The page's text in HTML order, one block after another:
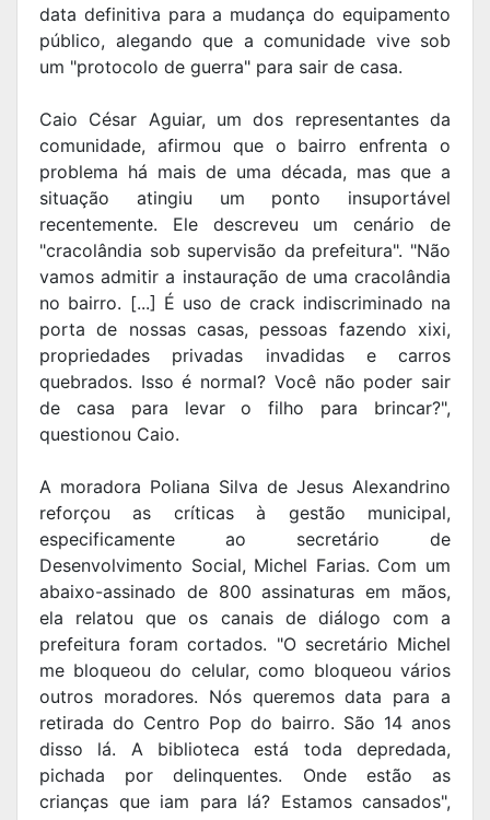
data definitiva para a mudança do equipamento
público, alegando que a comunidade vive sob
um "protocolo de guerra" para sair de casa.
Caio César Aguiar, um dos representantes da
comunidade, afirmou que o bairro enfrenta o
problema há mais de uma década, mas que a
situação atingiu um ponto insuportável
recentemente. Ele descreveu um cenário de
"cracolândia sob supervisão da prefeitura". "Não
vamos admitir a instauração de uma cracolândia
no bairro. [...] É uso de crack indiscriminado na
porta de nossas casas, pessoas fazendo xixi,
propriedades privadas invadidas e carros
quebrados. Isso é normal? Você não poder sair
de casa para levar o filho para brincar?",
questionou Caio.
A moradora Poliana Silva de Jesus Alexandrino
reforçou as críticas à gestão municipal,
especificamente ao secretário de
Desenvolvimento Social, Michel Farias. Com um
abaixo-assinado de 800 assinaturas em mãos,
ela relatou que os canais de diálogo com a
prefeitura foram cortados. "O secretário Michel
me bloqueou do celular, como bloqueou vários
outros moradores. Nós queremos data para a
retirada do Centro Pop do bairro. São 14 anos
disso lá. A biblioteca está toda depredada,
pichada por delinquentes. Onde estão as
crianças que iam para lá? Estamos cansados",